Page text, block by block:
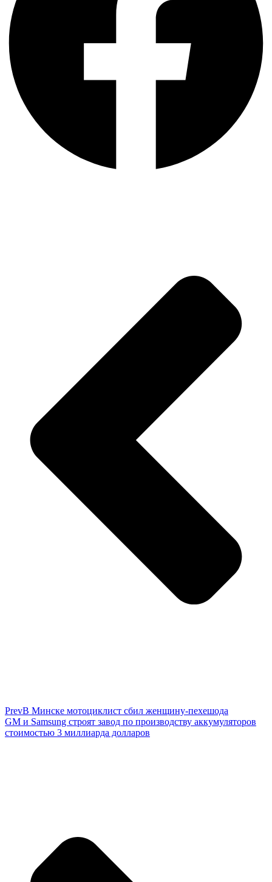
PrevВ Минске мотоциклист сбил женщину-пехешода
GM и Samsung строят завод по производству аккумуляторов
стоимостью 3 миллиарда долларов